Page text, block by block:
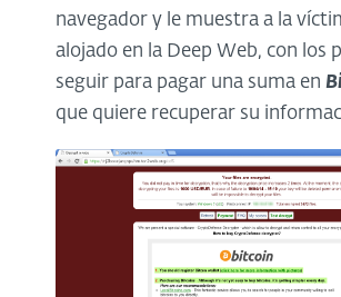
navegador y le muestra a la
alojado en la Deep Web, con los
seguir para pagar una suma en
que quiere recuperar su